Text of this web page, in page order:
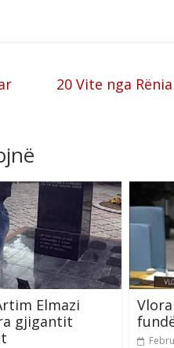
20 Vite nga
Elmazi
gjigantit